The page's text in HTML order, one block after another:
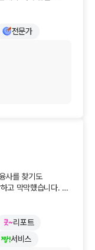
금리와 정책,
찾아주세요.
소중한
행복할 수
까지
몰과의 만남이
희도 너무나
아두는 것은
크몰이 도움을
분을 쉽게 설명해
획하고 있어, 그때
전문가
다!
기쁘고
이해해 주셔서
해 주시면, 그
꼼꼼하게
과정이
기다리고
사를 찾기도
고 막막했습니다.
는 방법을 찾아 잔금
리포트
서비스